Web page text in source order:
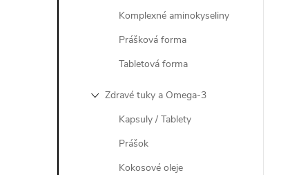
Komplexné aminokyseliny
Prášková forma
Tabletová forma
Zdravé tuky a Omega-3
Kapsuly / Tablety
Prášok
Kokosové oleje